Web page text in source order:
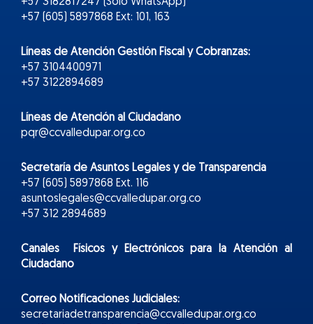
+57 3182817247 (Solo WhatsApp)
+57 (605) 5897868 Ext: 101, 163
Líneas de Atención Gestión Fiscal y Cobranzas:
+57 3104400971
+57 3122894689
Líneas de Atención al Ciudadano
pqr@ccvalledupar.org.co
Secretaría de Asuntos Legales y de Transparencia
+57 (605) 5897868 Ext. 116
asuntoslegales@ccvalledupar.org.co
+57 312 2894689
Canales Físicos yElectrónicospara la Atención al
Ciudadano
Correo Notificaciones Judiciales:
secretariadetransparencia@ccvalledupar.org.co